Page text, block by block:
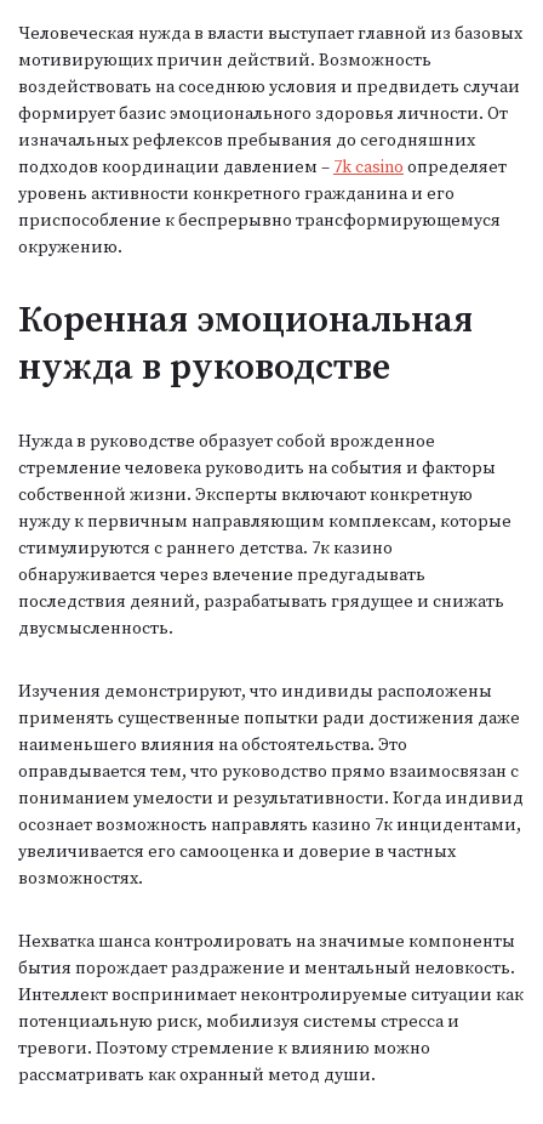
Человеческая нужда в власти выступает главной из базовых
мотивирующих причин действий. Возможность
воздействовать на соседнюю условия и предвидеть случаи
формирует базис эмоционального здоровья личности. От
изначальных рефлексов пребывания до сегодняшних
подходов координации давлением – 7k casino определяет
уровень активности конкретного гражданина и его
приспособление к беспрерывно трансформирующемуся
окружению.
Коренная эмоциональная
нужда в руководстве
Нужда в руководстве образует собой врожденное
стремление человека руководить на события и факторы
собственной жизни. Эксперты включают конкретную
нужду к первичным направляющим комплексам, которые
стимулируются с раннего детства. 7к казино
обнаруживается через влечение предугадывать
последствия деяний, разрабатывать грядущее и снижать
двусмысленность.
Изучения демонстрируют, что индивиды расположены
применять существенные попытки ради достижения даже
наименьшего влияния на обстоятельства. Это
оправдывается тем, что руководство прямо взаимосвязан с
пониманием умелости и результативности. Когда индивид
осознает возможность направлять казино 7к инцидентами,
увеличивается его самооценка и доверие в частных
возможностях.
Нехватка шанса контролировать на значимые компоненты
бытия порождает раздражение и ментальный неловкость.
Интеллект воспринимает неконтролируемые ситуации как
потенциальную риск, мобилизуя системы стресса и
тревоги. Поэтому стремление к влиянию можно
рассматривать как охранный метод души.